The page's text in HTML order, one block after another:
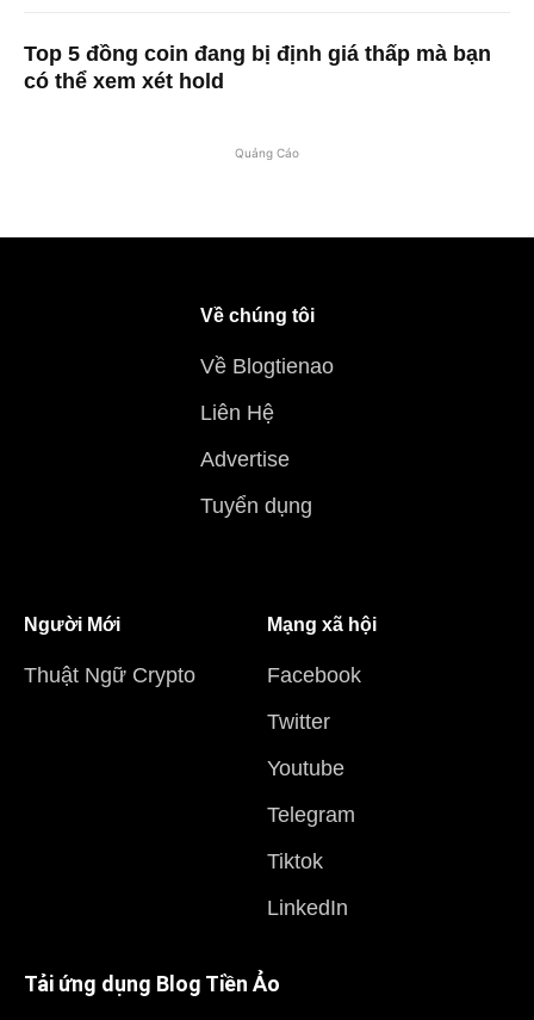
Top 5 đồng coin đang bị định giá thấp mà bạn
có thể xem xét hold
Quảng Cáo
Về chúng tôi
Về Blogtienao
Liên Hệ
Advertise
Tuyển dụng
Người Mới
Thuật Ngữ Crypto
Mạng xã hội
Facebook
Twitter
Youtube
Telegram
Tiktok
LinkedIn
Tải ứng dụng Blog Tiền Ảo